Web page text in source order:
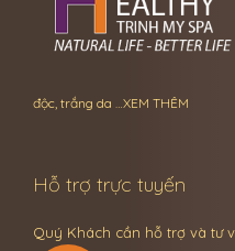
độc, trắng da …XEM THÊM
Hỗ trợ trực tuyến
Quý Khách cần hỗ trợ và tư